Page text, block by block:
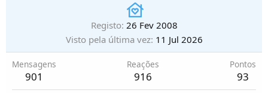
Registo 26 Fev 2008
Visto pela última vez 11 Jul 2026
Mensagens
901
Reações
916
Pontos
93